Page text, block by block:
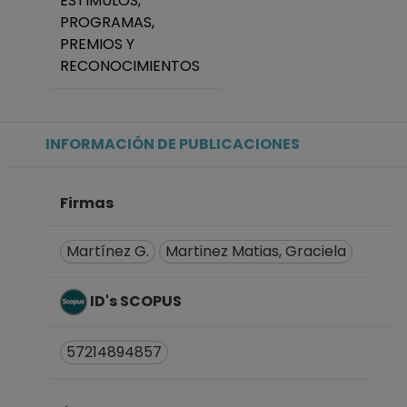
PROFESOR ASIGNATURA
Desde 16-05-2009 hasta
PROFESOR ASIGNATURA
PROGRAMAS,
PREMIOS Y
RECONOCIMIENTOS
INFORMACIÓN DE PUBLICACIONES
Firmas
Martínez G. Martinez Matias, Graciela
ID's SCOPUS
57214894857